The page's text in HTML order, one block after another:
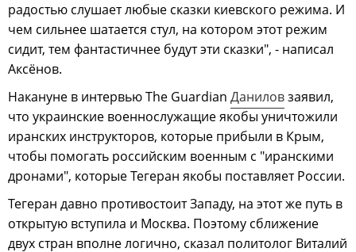
радостью слушает любые сказки киевского режима. И
чем сильнее шатается стул, на котором этот режим
сидит, тем фантастичнее будут эти сказки", - написал
Аксёнов.
Накануне в интервью The Guardian Даниловзаявил,
что украинские военнослужащие якобы уничтожили
иранских инструкторов, которые прибыли в Крым,
чтобы помогать российским военным с "иранскими
дронами", которые Тегеран якобы поставляет России.
Тегеран давно противостоит Западу, на этот же путь в
открытую вступила и Москва. Поэтому сближение
двух стран вполне логично, сказал политолог Виталий